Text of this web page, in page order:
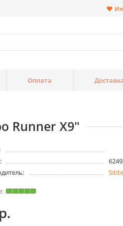
Оплата
Runner X9"